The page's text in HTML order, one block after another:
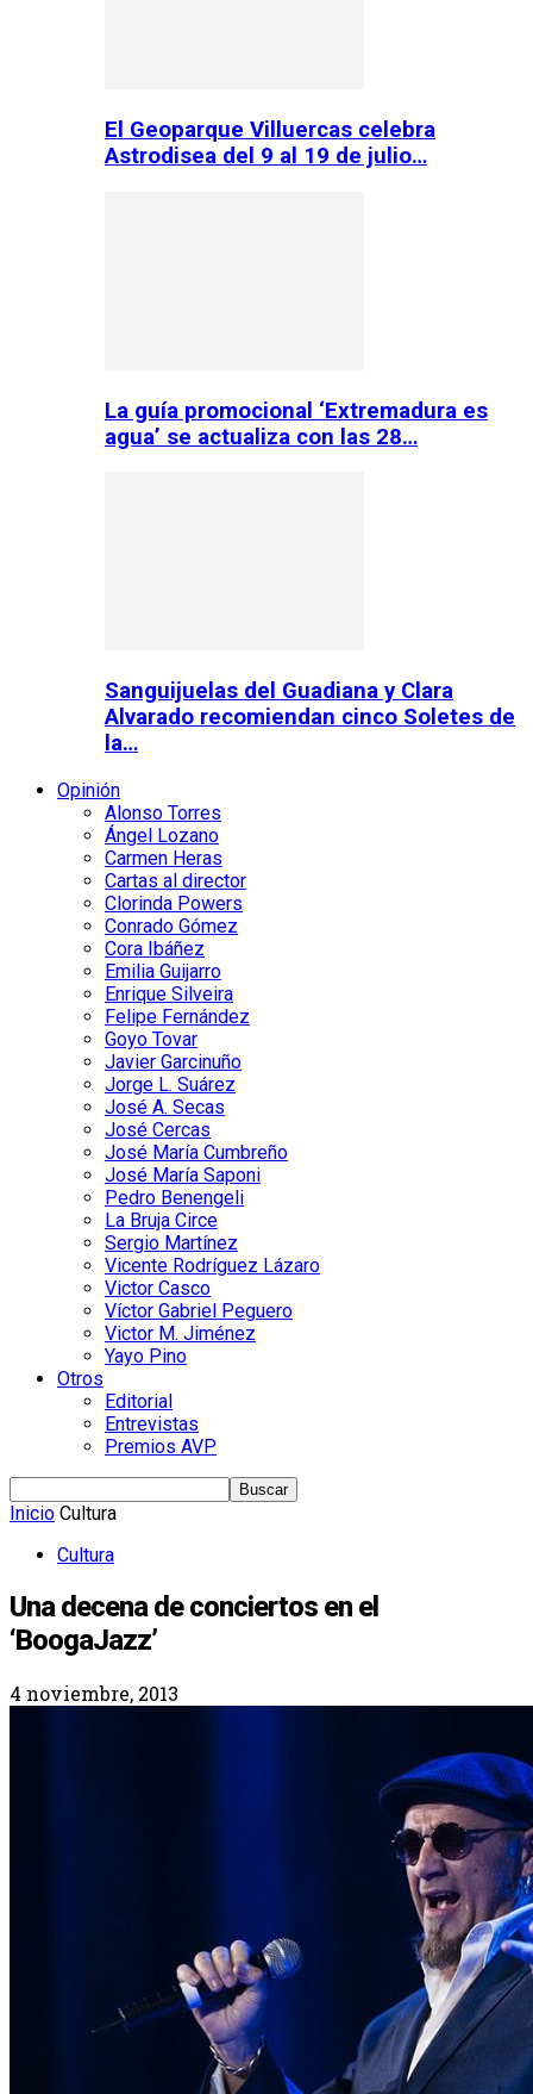
El Geoparque Villuercas celebra
Astrodisea del 9 al 19 de julio…
La guía promocional ‘Extremadura es
agua’ se actualiza con las 28…
Sanguijuelas del Guadiana y Clara
Alvarado recomiendan cinco Soletes de
la…
Opinión
Alonso Torres
Ángel Lozano
Carmen Heras
Cartas al director
Clorinda Powers
Conrado Gómez
Cora Ibáñez
Emilia Guijarro
Enrique Silveira
Felipe Fernández
Goyo Tovar
Javier Garcinuño
Jorge L. Suárez
José A. Secas
José Cercas
José María Cumbreño
José María Saponi
Pedro Benengeli
La Bruja Circe
Sergio Martínez
Vicente Rodríguez Lázaro
Victor Casco
Víctor Gabriel Peguero
Victor M. Jiménez
Yayo Pino
Otros
Editorial
Entrevistas
Premios AVP
Inicio Cultura
Cultura
Una decena de conciertos en el
‘BoogaJazz’
4 noviembre, 2013